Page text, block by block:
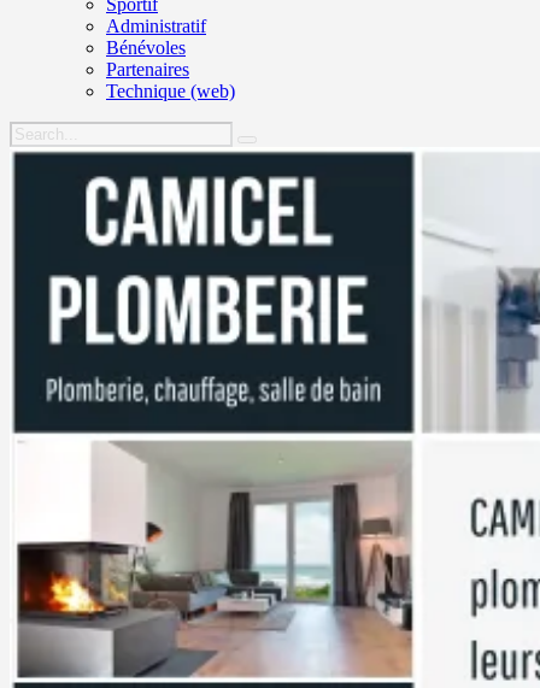
Sportif
Administratif
Bénévoles
Partenaires
Technique (web)